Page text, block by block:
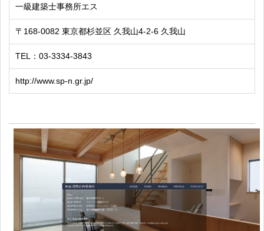
一級建築士事務所エス
〒168-0082 東京都杉並区 久我山4-2-6 久我山
TEL：03-3334-3843
http://www.sp-n.gr.jp/